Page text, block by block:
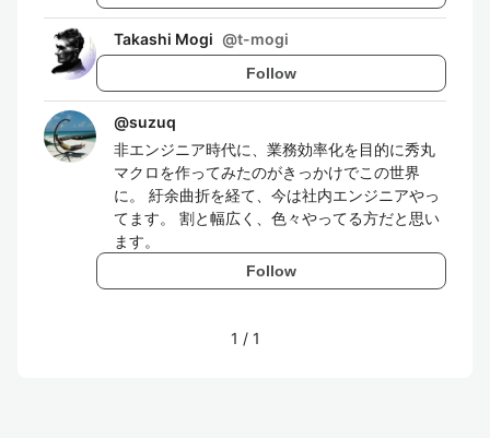
Takashi Mogi @t-mogi
Follow
@suzuq
非エンジニア時代に、業務効率化を目的に秀丸
マクロを作ってみたのがきっかけでこの世界
に。 紆余曲折を経て、今は社内エンジニアやっ
てます。 割と幅広く、色々やってる方だと思い
ます。
Follow
1 / 1